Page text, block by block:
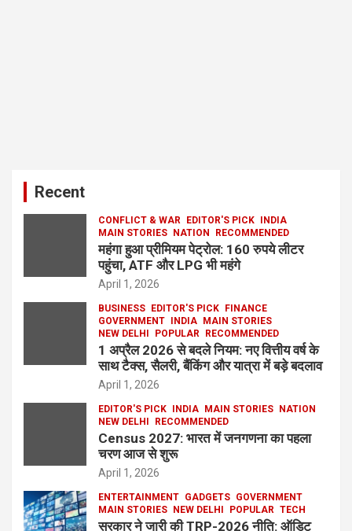
Recent
CONFLICT & WAR EDITOR'S PICK INDIA
MAIN STORIES NATION RECOMMENDED
महंगा हुआ प्रीमियम पेट्रोल: 160 रुपये लीटर
पहुंचा, ATF और LPG भी महंगे
April 1, 2026
BUSINESS EDITOR'S PICK FINANCE
GOVERNMENT INDIA MAIN STORIES
NEW DELHI
POPULAR RECOMMENDED
1 अप्रैल 2026 से बदले नियम: नए वित्तीय वर्ष के
साथ टैक्स, सैलरी, बैंकिंग और यात्रा में बड़े बदलाव
April 1, 2026
EDITOR'S PICK INDIA MAIN STORIES NATION
NEW DELHI
RECOMMENDED
Census 2027: भारत में जनगणना का पहला
चरण आज से शुरू
April 1, 2026
ENTERTAINMENT GADGETS GOVERNMENT
MAIN STORIES NEW DELHI POPULAR TECH
सरकार ने जारी की TRP-2026 नीति: ऑडिट